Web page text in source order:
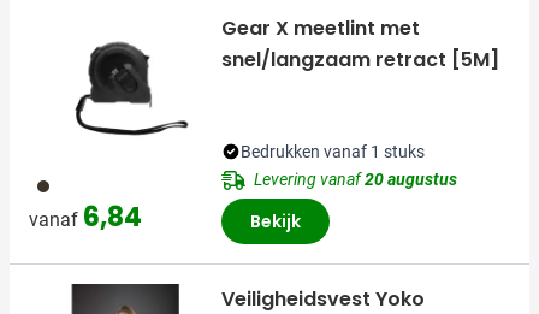
001
vanaf 6,84
Gear X meetlint met
snel/langzaam retract [5M]
Bedrukken vanaf 1 stuks
Levering vanaf20 augustus
Bekijk
Veiligheidsvest Yoko